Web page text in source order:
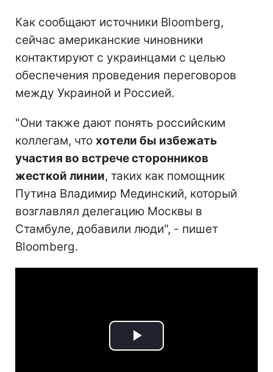
Как сообщают источники Bloomberg,
сейчас американские чиновники
контактируют с украинцами с целью
обеспечения проведения переговоров
между Украиной и Россией.
"Они также дают понять российским
коллегам, что хотели бы избежать
участия во встрече сторонников
жесткой линии, таких как помощник
Путина Владимир Мединский, который
возглавлял делегацию Москвы в
Стамбуле, добавили люди", - пишет
Bloomberg.
Play